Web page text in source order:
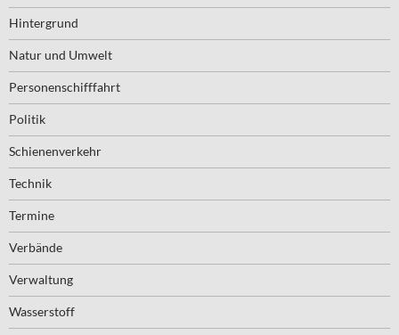
Hintergrund
Natur und Umwelt
Personenschifffahrt
Politik
Schienenverkehr
Technik
Termine
Verbände
Verwaltung
Wasserstoff